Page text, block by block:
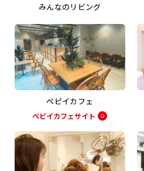
みんなのリビング
ペピイカフェ
ペピイカフェサイト